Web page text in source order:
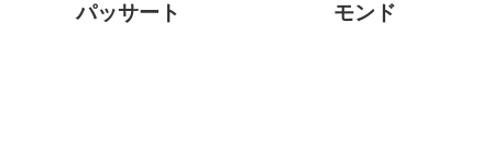
パッサート モンド